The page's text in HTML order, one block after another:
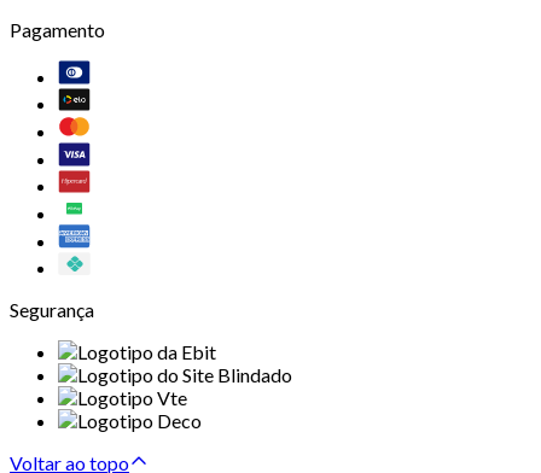
Pagamento
Segurança
Voltar ao topo